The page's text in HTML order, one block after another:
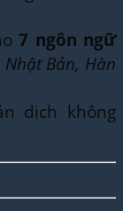
7 ngôn ngữ
Nhật Bản, Hàn
dịch không